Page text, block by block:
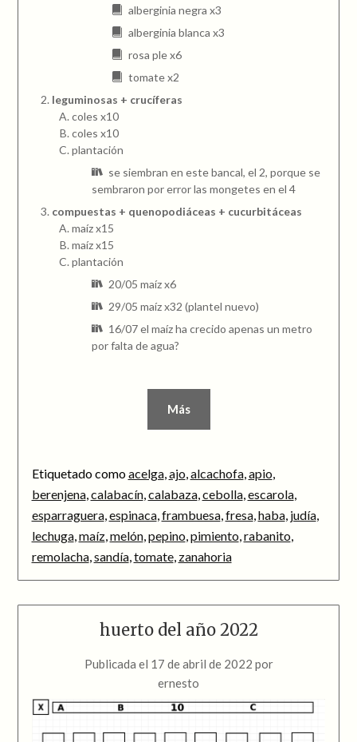
alberginia negra x3
alberginia blanca x3
rosa ple x6
tomate x2
leguminosas + crucíferas
coles x10
coles x10
plantación
se siembran en este bancal, el 2, porque se
sembraron por error las mongetes en el 4
compuestas + quenopodiáceas + cucurbitáceas
maíz x15
maíz x15
plantación
20/05 maíz x6
29/05 maíz x32 (plantel nuevo)
16/07 el maíz ha crecido apenas un metro
por falta de agua?
Más
Etiquetado comoacelga,ajo,alcachofa,apio,
berenjena,calabacín,calabaza,cebolla,escarola,
esparraguera,espinaca,frambuesa,fresa,haba, judía,
lechuga,maíz,melón,pepino,pimiento,rabanito,
remolacha,sandía,tomate, zanahoria
huerto del año 2022
Publicada el 17 de abril de 2022 por
ernesto